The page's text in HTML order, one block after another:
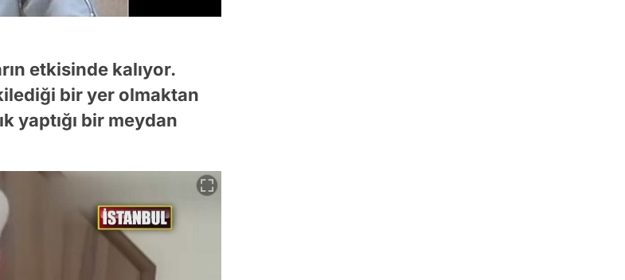
etkisinde kalıyor.
bir yer olmaktan
yaptığı bir meydan